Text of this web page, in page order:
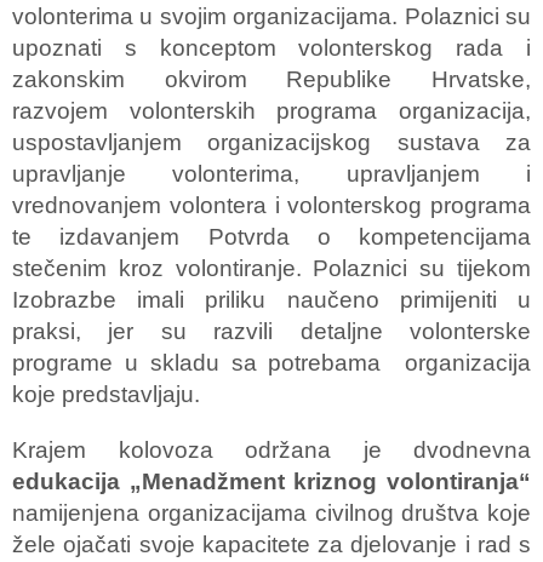
volonterima u svojim organizacijama. Polaznici su
upoznati s konceptom volonterskog rada i
zakonskim okvirom Republike Hrvatske,
razvojem volonterskih programa organizacija,
uspostavljanjem organizacijskog sustava za
upravljanje volonterima, upravljanjem i
vrednovanjem volontera i volonterskog programa
te izdavanjem Potvrda o kompetencijama
stečenim kroz volontiranje. Polaznici su tijekom
Izobrazbe imali priliku naučeno primijeniti u
praksi, jer su razvili detaljne volonterske
programe u skladu sa potrebama organizacija
koje predstavljaju.
Krajem kolovoza održana je dvodnevna
edukacija „Menadžment kriznog volontiranja“
namijenjena organizacijama civilnog društva koje
žele ojačati svoje kapacitete za djelovanje i rad s